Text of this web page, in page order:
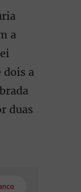
a
dois a
duas